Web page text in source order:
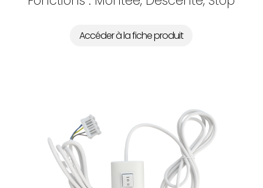
Accéder à la fiche produit